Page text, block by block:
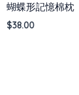
蝴蝶形記憶棉枕
$38.00